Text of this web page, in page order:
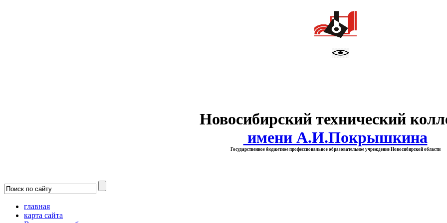
Новосибирский технический
имени А.И.Покрышкина
Государственное бюджетное профессиональное образовательное учреждение Новосибирской области
главная
карта сайта